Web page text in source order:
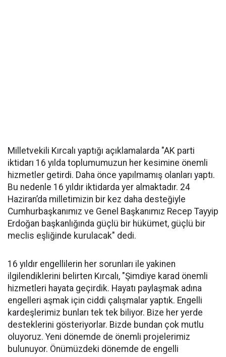
Milletvekili Kırcalı yaptığı açıklamalarda "AK parti
iktidarı 16 yılda toplumumuzun her kesimine önemli
hizmetler getirdi. Daha önce yapılmamış olanları yaptı.
Bu nedenle 16 yıldır iktidarda yer almaktadır. 24
Haziran’da milletimizin bir kez daha desteğiyle
Cumhurbaşkanımız ve Genel Başkanımız Recep Tayyip
Erdoğan başkanlığında güçlü bir hükümet, güçlü bir
meclis eşliğinde kurulacak" dedi.
16 yıldır engellilerin her sorunları ile yakinen
ilgilendiklerini belirten Kırcalı, "Şimdiye karad önemli
hizmetleri hayata geçirdik. Hayatı paylaşmak adına
engelleri aşmak için ciddi çalışmalar yaptık. Engelli
kardeşlerimiz bunları tek tek biliyor. Bize her yerde
desteklerini gösteriyorlar. Bizde bundan çok mutlu
oluyoruz. Yeni dönemde de önemli projelerimiz
bulunuyor. Önümüzdeki dönemde de engelli